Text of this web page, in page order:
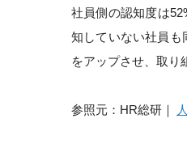
社員側の認知度は
知していない社員も
をアップさせ、取り
参照元：HR総研｜